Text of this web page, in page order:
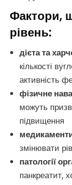
Фактори,
рівень:
дієта та
кількості
активність
фізичне
можуть
підвищення
змінювати
патології
панкреатит,